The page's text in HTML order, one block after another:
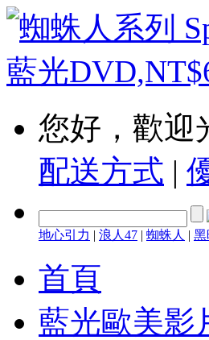
您好，歡迎
配送方式 |
地心引力 | 浪人47 | 蜘蛛人 | 黑
首頁
藍光歐美影